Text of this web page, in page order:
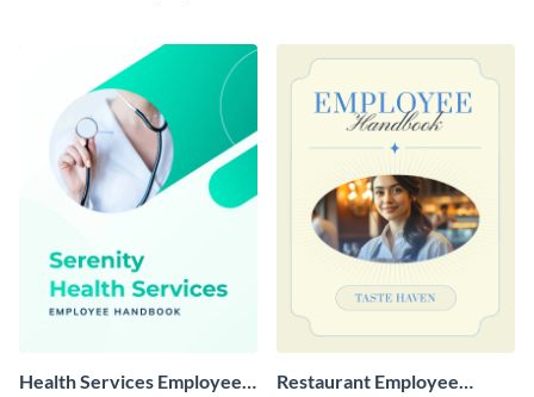
Health Services Employee
Restaurant Employee